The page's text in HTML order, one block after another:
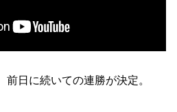
日に続いての連勝が決定。